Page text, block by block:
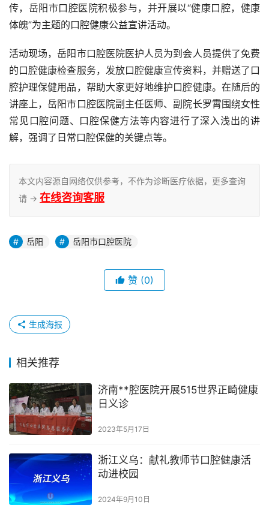
传，岳阳市口腔医院积极参与，并开展以“健康口腔，健康
体魄”为主题的口腔健康公益宣讲活动。
活动现场，岳阳市口腔医院医护人员为到会人员提供了免费
的口腔健康检查服务，发放口腔健康宣传资料，并赠送了口
腔护理保健用品，帮助大家更好地维护口腔健康。在随后的
讲座上，岳阳市口腔医院副主任医师、副院长罗霄围绕女性
常见口腔问题、口腔保健方法等内容进行了深入浅出的讲
解，强调了日常口腔保健的关键点等。
本文内容源自网络仅供参考，不作为诊断医疗依据，更多查询
请 → 在线咨询客服
岳阳 岳阳市口腔医院
赞 (0)
生成海报
相关推荐
济南**腔医院开展515世界正畸健康
日义诊
2023年5月17日
浙江义乌：献礼教师节口腔健康活
动进校园
2024年9月10日